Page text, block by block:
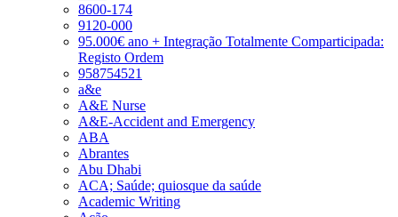
8600-174
9120-000
95.000€ ano + Integração Totalmente Comparticipada:
Registo Ordem
958754521
a&e
A&E Nurse
A&E-Accident and Emergency
ABA
Abrantes
Abu Dhabi
ACA; Saúde; quiosque da saúde
Academic Writing